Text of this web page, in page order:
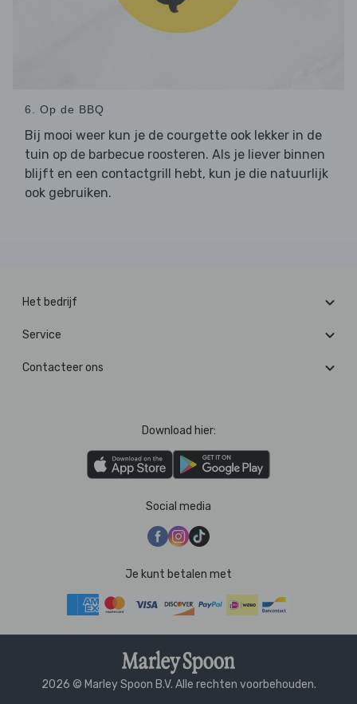
6. Op de BBQ
Bij mooi weer kun je de courgette ook lekker in de
tuin op de barbecue roosteren. Als je liever binnen
blijft en een contactgrill hebt, kun je die natuurlijk
ook gebruiken.
Het bedrijf
Service
Contacteer ons
Download hier:
Social media
Je kunt betalen met
2026 © Marley Spoon B.V. Alle rechten voorbehouden.